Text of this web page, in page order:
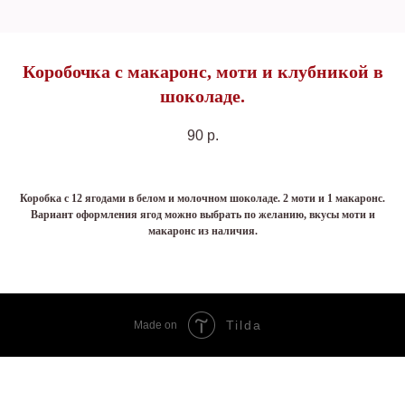
Коробочка с макаронс, моти и клубникой в
шоколаде.
90 р.
Коробка с 12 ягодами в белом и молочном шоколаде. 2 моти и 1 макаронс.
Вариант оформления ягод можно выбрать по желанию, вкусы моти и
макаронс из наличия.
Made on Tilda